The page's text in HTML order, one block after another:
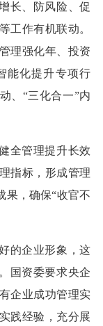
长、防风险、促
工作有机联动。
理强化年、投资
能化提升专项行
、“三化合一”内
全管理提升长效
指标，形成管理
果，确保“收官不
的企业形象，这
国资委要求央企
企业成功管理实
践经验，充分展